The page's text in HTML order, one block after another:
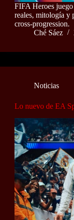
FIFA Heroes
reales, mitología y
cross‑progression.
Ché Sáez
Noticias
Lo nuevo de EA